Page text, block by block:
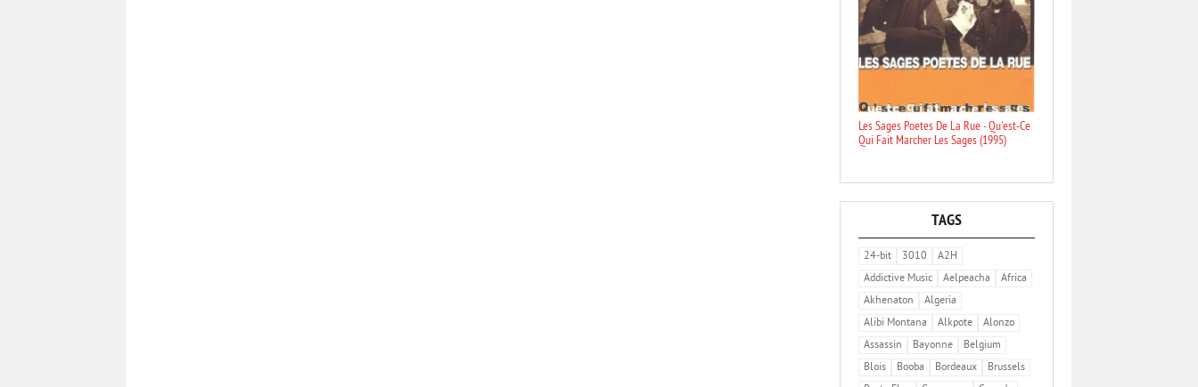
Les Sages Poetes De La Rue - Qu'est-Ce
Qui Fait Marcher Les Sages (1995)
TAGS
24-bit 3010
A2H
Addictive Music
Aelpeacha
Africa
Akhenaton
Algeria
Alibi Montana
Alkpote
Alonzo
Assassin
Bayonne
Belgium
Blois
Booba Bordeaux
Brussels